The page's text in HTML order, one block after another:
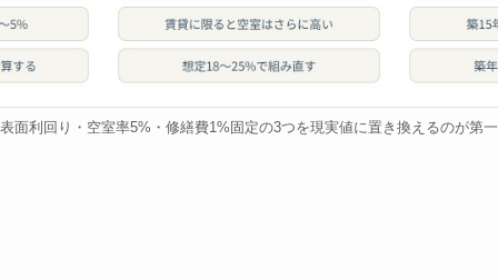
面利回り・空室率5%・修繕費1%固定の3つを現実値に置き換えるのが第